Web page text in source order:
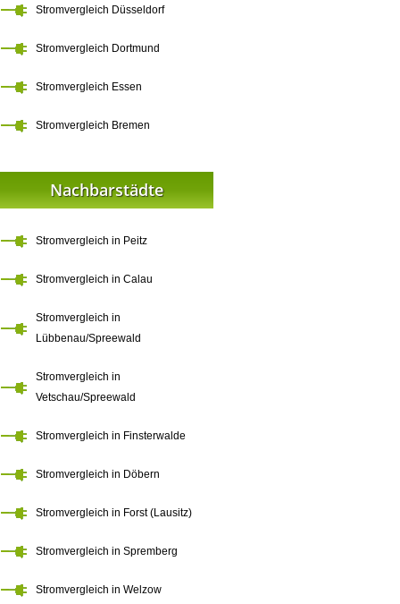
Stromvergleich Düsseldorf
Stromvergleich Dortmund
Stromvergleich Essen
Stromvergleich Bremen
Nachbarstädte
Stromvergleich in Peitz
Stromvergleich in Calau
Stromvergleich in
Lübbenau/Spreewald
Stromvergleich in
Vetschau/Spreewald
Stromvergleich in Finsterwalde
Stromvergleich in Döbern
Stromvergleich in Forst (Lausitz)
Stromvergleich in Spremberg
Stromvergleich in Welzow